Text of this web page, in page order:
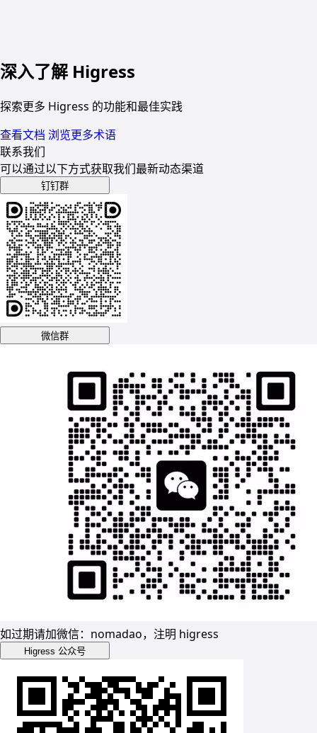
深入了解 Higress
探索更多 Higress 的功能和最佳实践
查看文档 浏览更多术语
联系我们
可以通过以下方式获取我们最新动态渠道
钉钉群
微信群
如过期请加微信：nomadao，注明 higress
Higress 公众号